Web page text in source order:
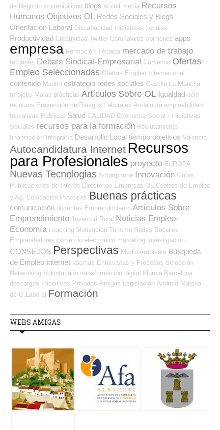
de Negocio sostenibilidad blogs social media Recursos
Humanos Objetivos OL Redes Sociales y Blogs
Orientación Laboral Discapacidad Iniciativas Locales
Productividad Creatividad Twitter Coronavirus opiniones apps
empresa Formación Técnica mercado de trabajo
Informes Debate Sindical-Empresarial Comercio Ofertas
Empleo Seleccionadas Ofertas Empleo Internacional
contenido Madrid estrategia redes sociales Castilla La Mancha
Infojobs Malas prácticas Artículos Sobre OL Igualdad ocio
recursos Prevención de Riesgos Laborales Andalucía empleabilidad
Iniciativas Públicas Salud CALIDAD Economía Social - Iniciativas
Sociales recursos para la formación Reclutamiento
financiación
Infografía Desarrollo Local tiempo objetivos Valencia
Autocandidatura Internet Recursos
para Profesionales proyecto EUROPA
Nuevas Tecnologias Smartphone Innovación Guías
Publicaciones de Interés Directorios Empresas OL Centros de Empleo
y Ag. Colocación Prácticas Buenas prácticas
comunicación docentes Emprendimiento Artículos Sobre
Emprendimiento Juventud Rural
Noticias Empleo-
Economía coaching Motivación Turismo Redes Sociales
Emprendedores comercio electrónico marketing investigación
CONSEJOS Perspectivas Medio Ambiente Búsqueda
de Empleo Internet Idiomas Entrevistas y Procesos Selección
Networking Voluntariado transformación digital Murcia Barcelona
descargas
Iniciativas Privadas Amigos Legislación Android Material
de O.Laboral Formación
WEBS AMIGAS